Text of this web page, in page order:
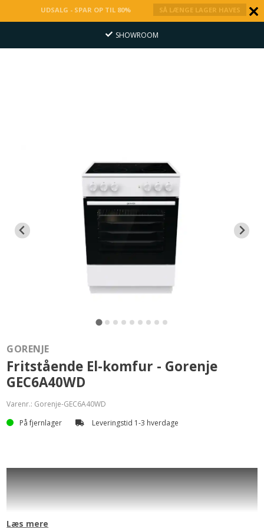
UDSALG - SPAR OP TIL 80% SÅ LÆNGE LAGER HAVES
SHOWROOM
GORENJE
Fritstående El-komfur - Gorenje
GEC6A40WD
Varenr.: Gorenje-GEC6A40WD
På fjernlager
Leveringstid 1-3 hverdage
Generel information
Produkt gruppe
Læs mere